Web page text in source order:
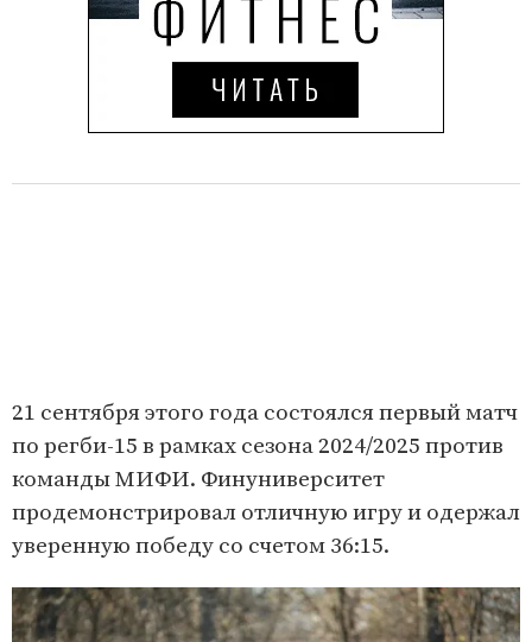
21 сентября этого года состоялся первый матч
по регби-15 в рамках сезона 2024/2025 против
команды МИФИ. Финуниверситет
продемонстрировал отличную игру и одержал
уверенную победу со счетом 36:15.